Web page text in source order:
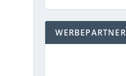
WERBEPARTNER